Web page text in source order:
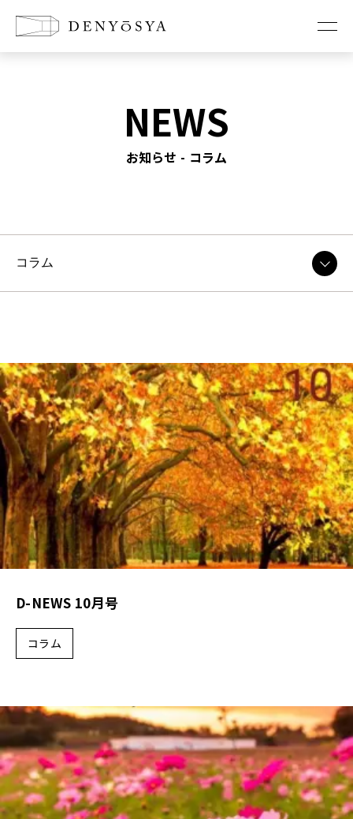
新築に懸ける想い
店舗改装の想い
各種補助金・助成金について
施工事例
新築
リノベーション
店舗
不動産物件
cotton1/2
会社概要
スタッフ紹介
採用情報
NEWS
お知らせ - コラム
D-NEWS 10月号
コラム